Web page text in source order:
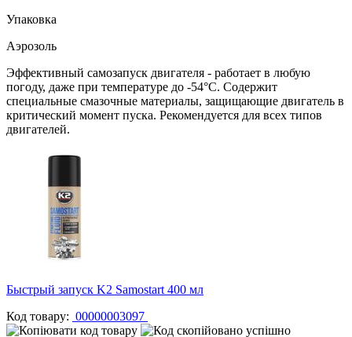
Упаковка
Аэрозоль
Эффективный самозапуск двигателя - работает в любую
погоду, даже при температуре до -54°С. Содержит
специальные смазочные материалы, защищающие двигатель в
критический момент пуска. Рекомендуется для всех типов
двигателей.
Быстрый запуск K2 Samostart 400 мл
Код товару: 00000003097